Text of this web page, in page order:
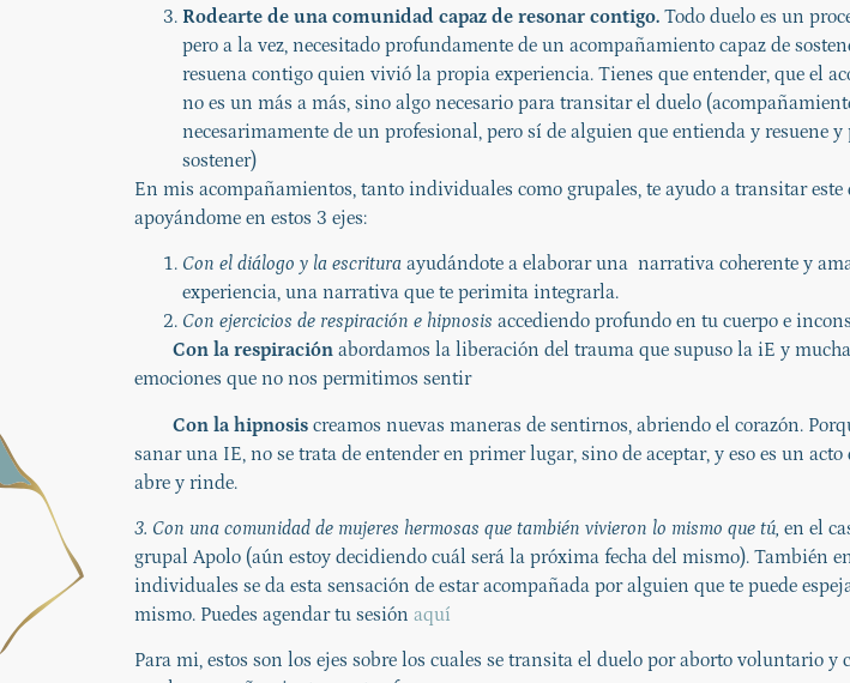
Rodearte de una comunidad capaz de resonar contigo. Todo duelo es un
pero a la vez, necesitado profundamente de un acompañamiento capaz de
resuena contigo quien vivió la propia experiencia. Tienes que entender, que el
no es un más a más, sino algo necesario para transitar el duelo
necesarimamente de un profesional, pero sí de alguien que entienda y resuene y
sostener)
En mis acompañamientos, tanto individuales como grupales, te ayudo a transitar este
apoyándome en estos 3 ejes:
Con el diálogo y la escritura ayudándote a elaborar una narrativa coherente y
experiencia, una narrativa que te perimita integrarla.
Con ejercicios de respiración e hipnosis accediendo profundo en tu cuerpo e
Con la respiración abordamos la liberación del trauma que supuso la iE y
emociones que no nos permitimos sentir
Con la hipnosis creamos nuevas maneras de sentirnos, abriendo el corazón.
sanar una IE, no se trata de entender en primer lugar, sino de aceptar, y eso es un acto
abre y rinde.
3. Con una comunidad de mujeres hermosas que también vivieron lo mismo que tú, en el
grupal Apolo (aún estoy decidiendo cuál será la próxima fecha del mismo). También
individuales se da esta sensación de estar acompañada por alguien que te puede
mismo. Puedes agendar tu sesión aquí
Para mi, estos son los ejes sobre los cuales se transita el duelo por aborto voluntario y